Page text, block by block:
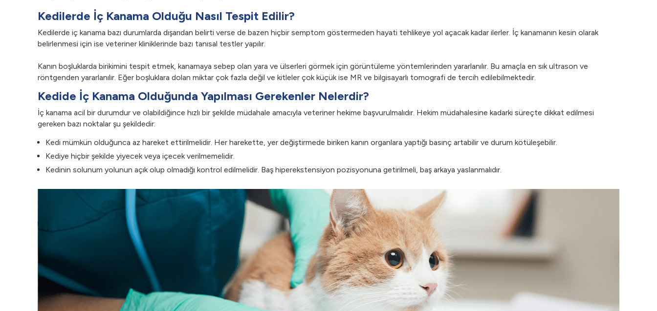
Kedilerde İç Kanama Olduğu Nasıl Tespit Edilir?
Kedilerde iç kanama bazı durumlarda dışarıdan belirti verse de bazen hiçbir semptom göstermeden hayati tehlikeye yol açacak kadar ilerler. İç kanamanın kesin olarak
belirlenmesi için ise veteriner kliniklerinde bazı tanısal testler yapılır.
Kanın boşluklarda birikimini tespit etmek, kanamaya sebep olan yara ve ülserleri görmek için görüntüleme yöntemlerinden yararlanılır. Bu amaçla en sık ultrason ve
röntgenden yararlanılır. Eğer boşluklara dolan miktar çok fazla değil ve kitleler çok küçük ise MR ve bilgisayarlı tomografi de tercih edilebilmektedir.
Kedide İç Kanama Olduğunda Yapılması Gerekenler Nelerdir?
İç kanama acil bir durumdur ve olabildiğince hızlı bir şekilde müdahale amacıyla veteriner hekime başvurulmalıdır. Hekim müdahalesine kadarki süreçte dikkat edilmesi
gereken bazı noktalar şu şekildedir:
Kedi mümkün olduğunca az hareket ettirilmelidir. Her harekette, yer değiştirmede biriken kanın organlara yaptığı basınç artabilir ve durum kötüleşebilir.
Kediye hiçbir şekilde yiyecek veya içecek verilmemelidir.
Kedinin solunum yolunun açık olup olmadığı kontrol edilmelidir. Baş hiperekstensiyon pozisyonuna getirilmeli, baş arkaya yaslanmalıdır.